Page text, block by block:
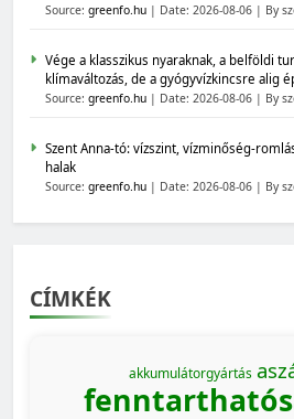
Source: greenfo.hu Date: 2026-08-06 By
Vége a klasszikus nyaraknak, a belföldi
klímaváltozás, de a gyógyvízkincsre alig
Source: greenfo.hu Date: 2026-08-06 By
Szent Anna-tó: vízszint, vízminőség-
halak
Source: greenfo.hu Date: 2026-08-06 By
CÍMKÉK
akkumulátorgyártás